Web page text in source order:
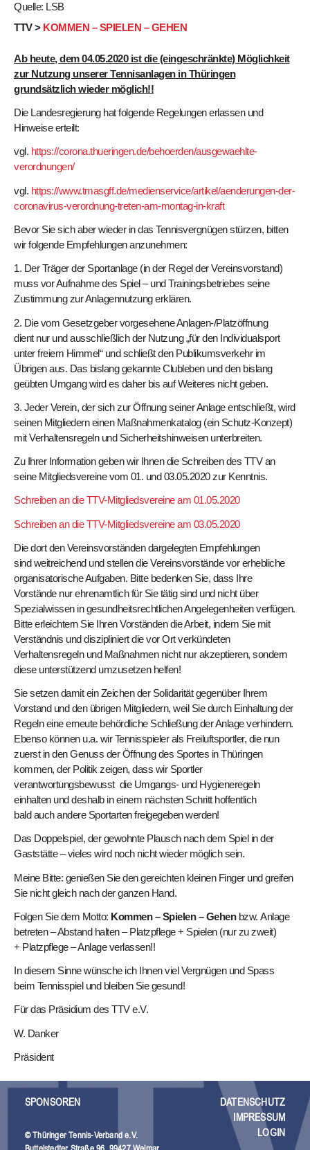
Quelle: LSB
TTV >KOMMEN – SPIELEN – GEHEN
Ab heute, dem 04.05.2020 ist die (eingeschränkte) Möglichkeit
zur Nutzung unserer Tennisanlagen in Thüringen
grundsätzlich wieder möglich!!
Die Landesregierung hat folgende Regelungen erlassen und
Hinweise erteilt:
vgl. https://corona.thueringen.de/behoerden/ausgewaehlte-
verordnungen/
vgl. https://www.tmasgff.de/medienservice/artikel/aenderungen-der-
coronavirus-verordnung-treten-am-montag-in-kraft
Bevor Sie sich aber wieder in das Tennisvergnügen stürzen, bitten
wir folgende Empfehlungen anzunehmen:
1. Der Träger der Sportanlage (in der Regel der Vereinsvorstand)
muss vor Aufnahme des Spiel – und Trainingsbetriebes seine
Zustimmung zur Anlagennutzung erklären.
2. Die vom Gesetzgeber vorgesehene Anlagen-/Platzöffnung
dient nur und ausschließlich der Nutzung „für den Individualsport
unter freiem Himmel“ und schließt den Publikumsverkehr im
Übrigen aus. Das bislang gekannte Clubleben und den bislang
geübten Umgang wird es daher bis auf Weiteres nicht geben.
3. Jeder Verein, der sich zur Öffnung seiner Anlage entschließt, wird
seinen Mitgliedern einen Maßnahmenkatalog (ein Schutz-Konzept)
mit Verhaltensregeln und Sicherheitshinweisen unterbreiten.
Zu Ihrer Information geben wir Ihnen die Schreiben des TTV an
seine Mitgliedsvereine vom 01. und 03.05.2020 zur Kenntnis.
Schreiben an die TTV-Mitgliedsvereine am 01.05.2020
Schreiben an die TTV-Mitgliedsvereine am 03.05.2020
Die dort den Vereinsvorständen dargelegten Empfehlungen
sind weitreichend und stellen die Vereinsvorstände vor erhebliche
organisatorische Aufgaben. Bitte bedenken Sie, dass Ihre
Vorstände nur ehrenamtlich für Sie tätig sind und nicht über
Spezialwissen in gesundheitsrechtlichen Angelegenheiten verfügen.
Bitte erleichtern Sie Ihren Vorständen die Arbeit, indem Sie mit
Verständnis und diszipliniert die vor Ort verkündeten
Verhaltensregeln und Maßnahmen nicht nur akzeptieren, sondern
diese unterstützend umzusetzen helfen!
Sie setzen damit ein Zeichen der Solidarität gegenüber Ihrem
Vorstand und den übrigen Mitgliedern, weil Sie durch Einhaltung der
Regeln eine erneute behördliche Schließung der Anlage verhindern.
Ebenso können u.a. wir Tennisspieler als Freiluftsportler, die nun
zuerst in den Genuss der Öffnung des Sportes in Thüringen
kommen, der Politik zeigen, dass wir Sportler
verantwortungsbewusst die Umgangs- und Hygieneregeln
einhalten und deshalb in einem nächsten Schritt hoffentlich
bald auch andere Sportarten freigegeben werden!
Das Doppelspiel, der gewohnte Plausch nach dem Spiel in der
Gaststätte – vieles wird noch nicht wieder möglich sein.
Meine Bitte: genießen Sie den gereichten kleinen Finger und greifen
Sie nicht gleich nach der ganzen Hand.
Folgen Sie dem Motto: Kommen – Spielen – Gehenbzw. Anlage
betreten – Abstand halten – Platzpflege + Spielen (nur zu zweit)
+ Platzpflege – Anlage verlassen!!
In diesem Sinne wünsche ich Ihnen viel Vergnügen und Spass
beim Tennisspiel und bleiben Sie gesund!
Für das Präsidium des TTV e.V.
W. Danker
Präsident
SPONSOREN
DATENSCHUTZ
IMPRESSUM
LOGIN
© Thüringer Tennis-Verband e.V.